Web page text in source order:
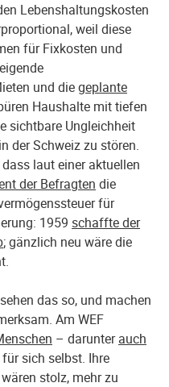
Lebenshaltungskosten
weil diese
für Fixkosten und
und diegeplante
Haushalte mit tiefen
sichtbare Ungleichheit
der Schweiz zu stören.
laut einer aktuellen
der Befragten die
für
1959 schaffte der
; gänzlich neu wäre die
das so, und machen
Am WEF
– darunterauch
sich selbst. Ihre
stolz, mehr zu